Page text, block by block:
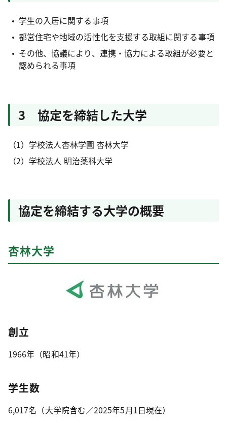
学生の入居に関する事項
都営住宅や地域の活性化を支援する取組に関する事項
その他、協議により、連携・協力による取組が必要と
認められる事項
3 協定を締結した大学
（1）学校法人杏林学園 杏林大学
（2）学校法人 明治薬科大学
協定を締結する大学の概要
杏林大学
創立
1966年（昭和41年）
学生数
6,017名（大学院含む／2025年5月1日現在）